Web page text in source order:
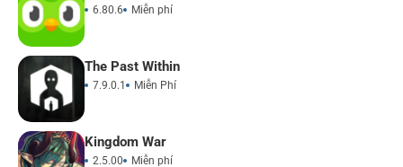
6.80.6 Miễn phí
The Past Within
7.9.0.1 Miễn Phí
Kingdom War
2.5.00 Miễn phí